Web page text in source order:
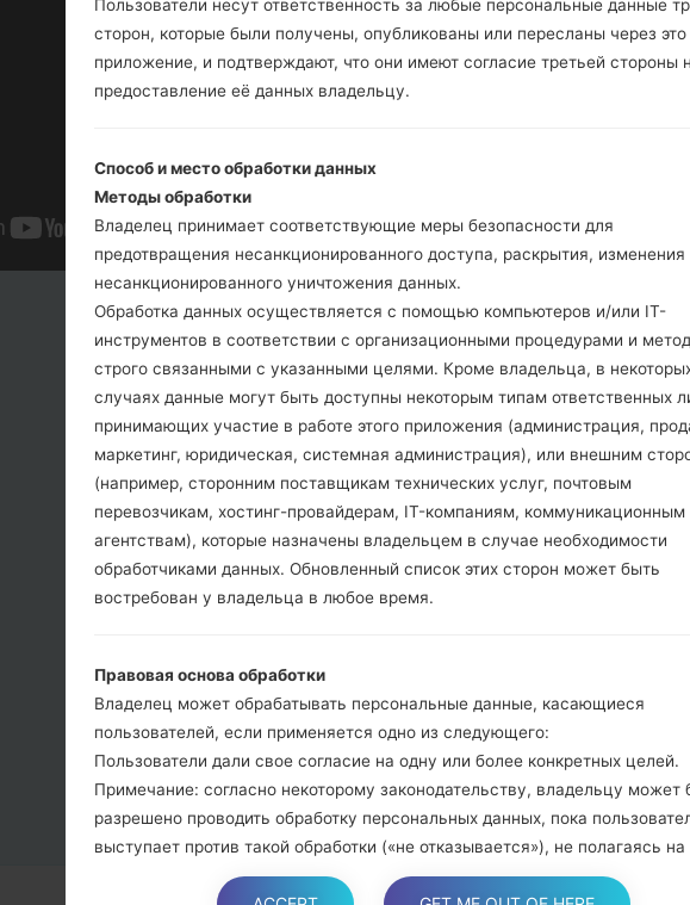
5 (Выбрать 5
прошивки:
AP: "System &
Если вы хотите
настройкам
Теперь выключите
режим. Все методы
Нажмите и
и Bixbi.
Нажмите и
громкости.
кабель.
Нажмите и
и домой.
Подключите
должна
появится на экране.
Укажите только
В конце нажмите
перезагрузится и
Пользователи несут ответственность за любые персональные данные
сторон, которые были получены, опубликованы или пересланы через это
приложение, и подтверждают, что они имеют согласие третьей стороны
предоставление её данных владельцу.
Способ и место обработки данных
Методы обработки
Владелец принимает соответствующие меры безопасности для
предотвращения несанкционированного доступа, раскрытия, изменения
несанкционированного уничтожения данных.
Обработка данных осуществляется с помощью компьютеров и/или IT-
инструментов в соответствии с организационными процедурами и
строго связанными с указанными целями. Кроме владельца, в
случаях данные могут быть доступны некоторым типам ответственных
принимающих участие в работе этого приложения (администрация,
маркетинг, юридическая, системная администрация), или внешним
(например, сторонним поставщикам технических услуг, почтовым
перевозчикам, хостинг-провайдерам, IT-компаниям, коммуникационным
агентствам), которые назначены владельцем в случае необходимости
обработчиками данных. Обновленный список этих сторон может быть
востребован у владельца в любое время.
Правовая основа обработки
Владелец может обрабатывать персональные данные, касающиеся
пользователей, если применяется одно из следующего:
Пользователи дали свое согласие на одну или более конкретных целей.
Примечание: согласно некоторому законодательству, владельцу может
разрешено проводить обработку персональных данных, пока
выступает против такой обработки («не отказывается»), не полагаясь на
согласие или любое другое из следующих правовых оснований. Это,